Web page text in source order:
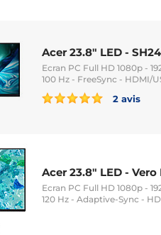
Acer 23.8" LED -
Ecran PC Full HD 1080p -
100 Hz - FreeSync - HDMI/
2 avis
Acer 23.8" LED -
Ecran PC Full HD 1080p -
120 Hz - Adaptive-Sync -